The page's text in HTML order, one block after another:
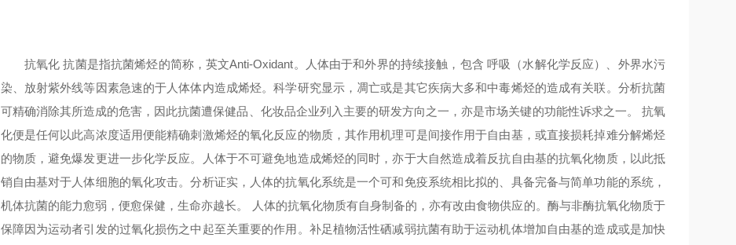
抗氧化 抗菌是指抗菌烯烃的简称，英文Anti-Oxidant。人体由于和外界的持续接触，包含 呼吸（水解化学反应）、外界水污
染、放射紫外线等因素急速的于人体体内造成烯烃。科学研究显示，凋亡或是其它疾病大多和中毒烯烃的造成有关联。分析抗菌
可精确消除其所造成的危害，因此抗菌遭保健品、化妆品企业列入主要的研发方向之一，亦是市场关键的功能性诉求之一。 抗氧
化便是任何以此高浓度适用便能精确刺激烯烃的氧化反应的物质，其作用机理可是间接作用于自由基，或直接损耗掉难分解烯烃
的物质，避免爆发更进一步化学反应。人体于不可避免地造成烯烃的同时，亦于大自然造成着反抗自由基的抗氧化物质，以此抵
销自由基对于人体细胞的氧化攻击。分析证实，人体的抗氧化系统是一个可和免疫系统相比拟的、具备完备与简单功能的系统，
机体抗菌的能力愈弱，便愈保健，生命亦越长。 人体的抗氧化物质有自身制备的，亦有改由食物供应的。酶与非酶抗氧化物质于
保障因为运动者引发的过氧化损伤之中起至关重要的作用。补足植物活性硒减弱抗菌有助于运动机体增加自由基的造成或是加快